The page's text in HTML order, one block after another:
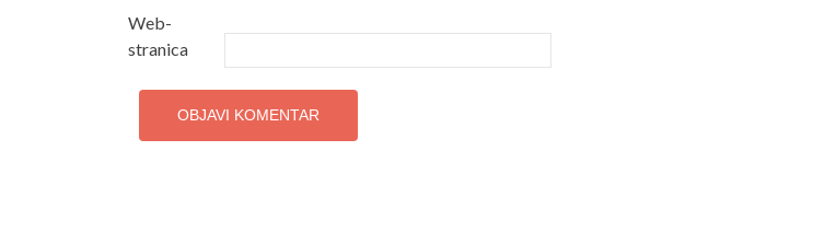
Web-
stranica